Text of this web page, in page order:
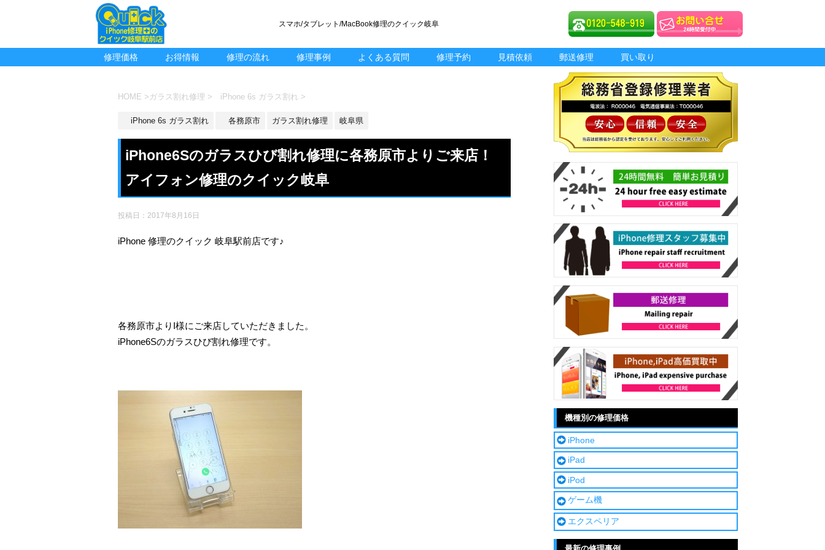
スマホ/タブレット/MacBook修理のクイック岐阜
修理価格 お得情報 修理の流れ 修理事例 よくある質問 修理予約 見積依頼 郵送修理 買い取り
HOME > ガラス割れ修理 > iPhone 6s ガラス割れ >
iPhone 6s ガラス割れ 各務原市 ガラス割れ修理 岐阜県
iPhone6Sのガラスひび割れ修理に各務原市よりご来店！
アイフォン修理のクイック岐阜
投稿日： 2017年8月16日
iPhone 修理のクイック 岐阜駅前店です♪
各務原市よりI様にご来店していただきました。
iPhone6Sのガラスひび割れ修理です。
機種別の修理価格
iPhone
iPad
iPod
ゲーム機
エクスペリア